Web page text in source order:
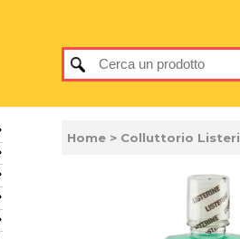
Home > Colluttorio